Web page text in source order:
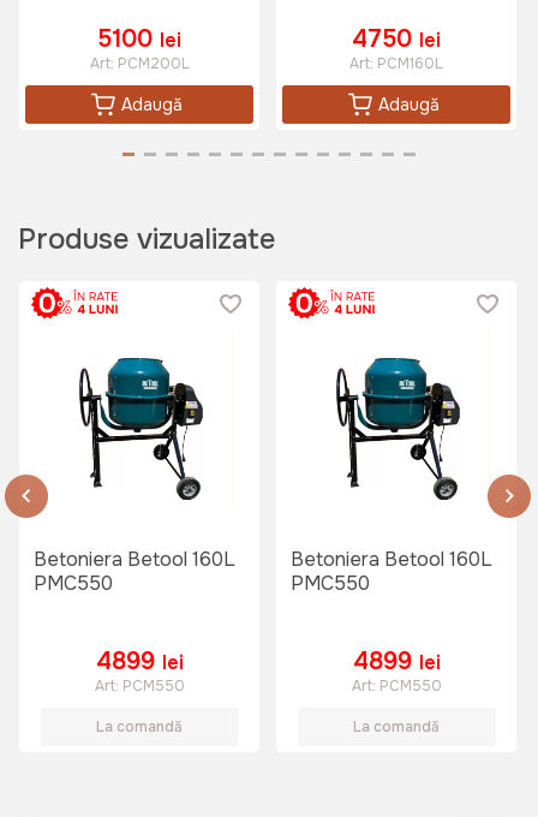
650 lei
Cizme de ploaie din cauciuc Wokin
PVC 42
Art:453442
5100 lei
Art: PCM200L
Adaugă
4750 lei
Art: PCM160L
Adaugă
Produse vizualizate
Betoniera Betool 160L
PMC550
4899 lei
Art: PCM550
La comandă
Betoniera Betool 160L
PMC550
4899 lei
Art: PCM550
La comandă